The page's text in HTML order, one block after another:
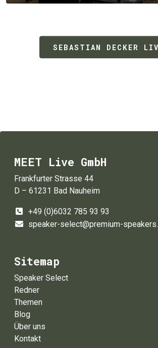
SEBASTIAN DECKER
MEET Live GmbH
Frankfurter Strasse 44
D – 61231 Bad Nauheim
+49 (0)6032 785 93 93
speaker-select@premium-
Sitemap
Speaker Select
Redner
Themen
Blog
Über uns
Kontakt